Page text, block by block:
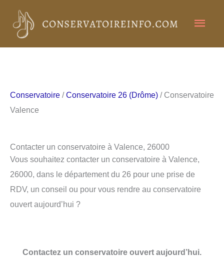
contenu
Conservatoire /Conservatoire 26 (Drôme) / Conservatoire
Valence
Contacter un conservatoire à Valence, 26000
Vous souhaitez contacter un conservatoire à Valence,
26000, dans le département du 26 pour une prise de
RDV, un conseil ou pour vous rendre au conservatoire
ouvert aujourd’hui ?
Contactez un conservatoire ouvert aujourd’hui.